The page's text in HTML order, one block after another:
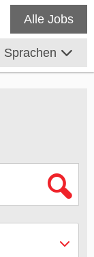
Alle Jobs
Sprachen